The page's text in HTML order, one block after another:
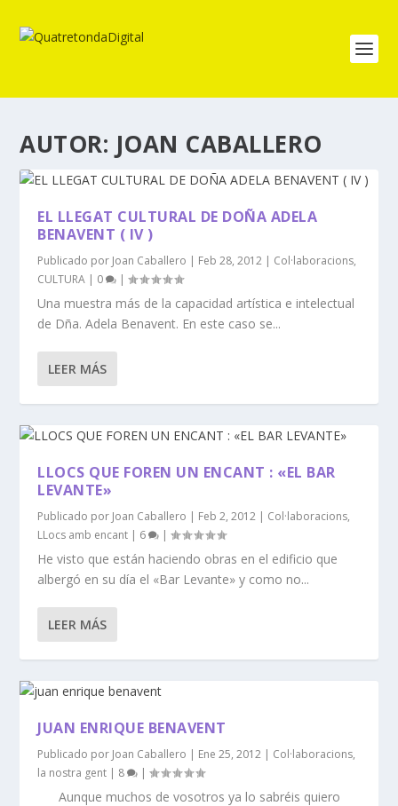
AUTOR: JOAN CABALLERO
EL LLEGAT CULTURAL DE DOÑA ADELA
BENAVENT ( IV )
Publicado por Joan Caballero | Feb 28, 2012 | Col·laboracions,
CULTURA | 0 |
Una muestra más de la capacidad artística e intelectual
de Dña. Adela Benavent. En este caso se...
LEER MÁS
LLOCS QUE FOREN UN ENCANT : «EL BAR
LEVANTE»
Publicado por Joan Caballero | Feb 2, 2012 | Col·laboracions,
LLocs amb encant | 6 |
He visto que están haciendo obras en el edificio que
albergó en su día el «Bar Levante» y como no...
LEER MÁS
JUAN ENRIQUE BENAVENT
Publicado por Joan Caballero | Ene 25, 2012 | Col·laboracions,
la nostra gent | 8 |
Aunque muchos de vosotros ya lo sabréis quiero